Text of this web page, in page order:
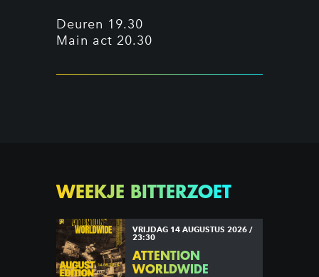
Deuren 19.30
Main act 20.30
WEEKJE BITTERZOET
VRIJDAG 14 AUGUSTUS 2026 /
23:30
ATTENTION
WORLDWIDE